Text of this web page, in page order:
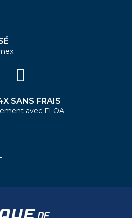
SANS FRAIS
avec FLOA